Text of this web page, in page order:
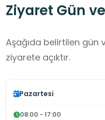
Ziyaret Gün
Aşağıda belirtilen gün
ziyarete açıktır.
Pazartesi
08:00 - 17:00